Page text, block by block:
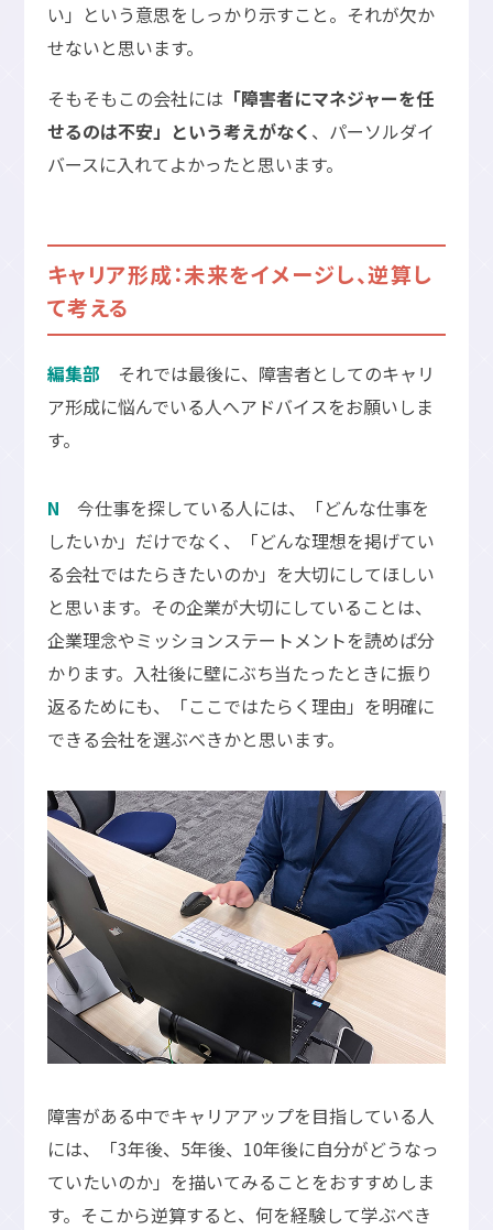
い」という意思をしっかり示すこと。それが欠か
せないと思います。
そもそもこの会社には 「障害者にマネジャーを任
せるのは不安」という考えがなく 、パーソルダイ
バースに入れてよかったと思います。
キャリア形成：未来をイメージし、逆算し
て考える
編集部 それでは最後に、障害者としてのキャリ
ア形成に悩んでいる人へアドバイスをお願いしま
す。
N 今仕事を探している人には、「どんな仕事を
したいか」だけでなく、「どんな理想を掲げてい
る会社ではたらきたいのか」を大切にしてほしい
と思います。その企業が大切にしていることは、
企業理念やミッションステートメントを読めば分
かります。入社後に壁にぶち当たったときに振り
返るためにも、「ここではたらく理由」を明確に
できる会社を選ぶべきかと思います。
障害がある中でキャリアアップを目指している人
には、「3年後、5年後、10年後に自分がどうなっ
ていたいのか」を描いてみることをおすすめしま
す。そこから逆算すると、何を経験して学ぶべき